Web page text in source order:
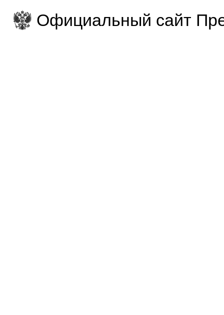
Официальный сайт